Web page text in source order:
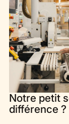
Notre petit
différence ?